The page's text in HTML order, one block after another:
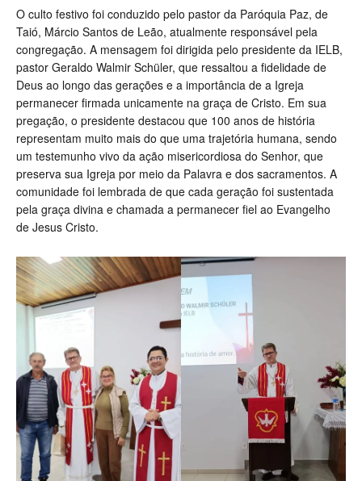
O culto festivo foi conduzido pelo pastor da Paróquia Paz, de
Taió, Márcio Santos de Leão, atualmente responsável pela
congregação. A mensagem foi dirigida pelo presidente da IELB,
pastor Geraldo Walmir Schüler, que ressaltou a fidelidade de
Deus ao longo das gerações e a importância de a Igreja
permanecer firmada unicamente na graça de Cristo. Em sua
pregação, o presidente destacou que 100 anos de história
representam muito mais do que uma trajetória humana, sendo
um testemunho vivo da ação misericordiosa do Senhor, que
preserva sua Igreja por meio da Palavra e dos sacramentos. A
comunidade foi lembrada de que cada geração foi sustentada
pela graça divina e chamada a permanecer fiel ao Evangelho
de Jesus Cristo.